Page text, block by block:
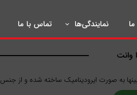
نمایندگی‌ها تماس با ما
وانت
به صورت ایرودینامیک ساخته شده و از جنس